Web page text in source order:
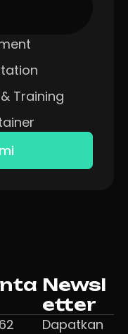
Training
Newsl
etter
Dapatkan